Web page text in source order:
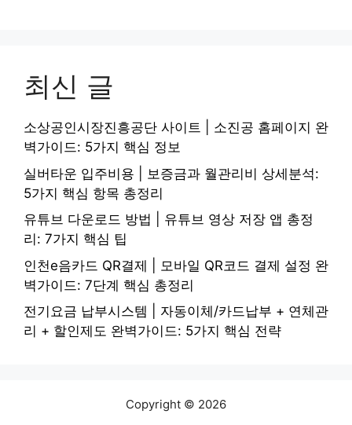
최신 글
소상공인시장진흥공단 사이트 | 소진공 홈페이지 완
벽가이드: 5가지 핵심 정보
실버타운 입주비용 | 보증금과 월관리비 상세분석:
5가지 핵심 항목 총정리
유튜브 다운로드 방법 | 유튜브 영상 저장 앱 총정
리: 7가지 핵심 팁
인천e음카드 QR결제 | 모바일 QR코드 결제 설정 완
벽가이드: 7단계 핵심 총정리
전기요금 납부시스템 | 자동이체/카드납부 + 연체관
리 + 할인제도 완벽가이드: 5가지 핵심 전략
Copyright © 2026